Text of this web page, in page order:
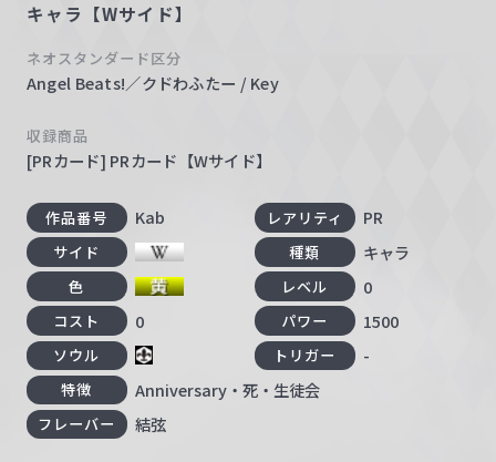
キャラ【Wサイド】
ネオスタンダード区分
Angel Beats!／クドわふたー / Key
収録商品
[PRカード] PRカード【Wサイド】
作品番号 Kab レアリティ PR
サイド 種類 キャラ
色 レベル 0
コスト 0 パワー 1500
ソウル トリガー -
特徴 Anniversary・死・生徒会
フレーバー 結弦